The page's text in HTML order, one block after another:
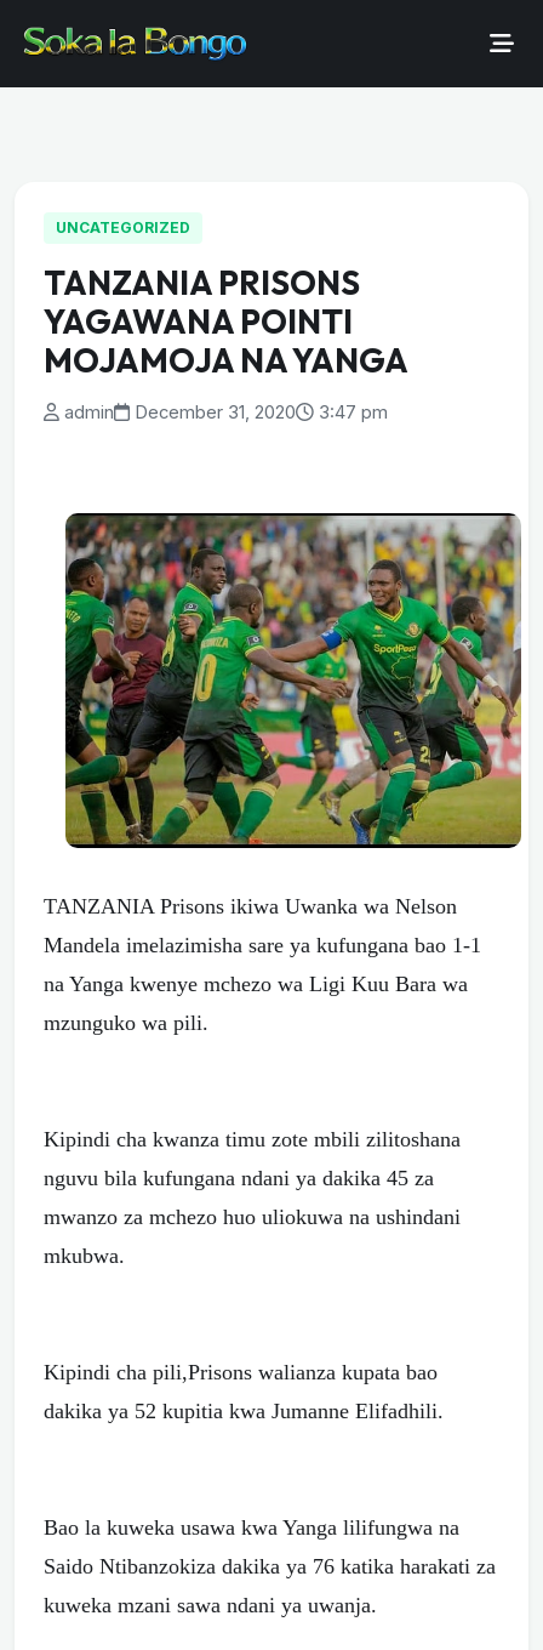
UNCATEGORIZED
TANZANIA PRISONS
YAGAWANA POINTI
MOJAMOJA NA YANGA
admin December 31, 2020 3:47 pm
TANZANIA Prisons ikiwa Uwanka wa Nelson
Mandela imelazimisha sare ya kufungana bao 1-1
na Yanga kwenye mchezo wa Ligi Kuu Bara wa
mzunguko wa pili.
Kipindi cha kwanza timu zote mbili zilitoshana
nguvu bila kufungana ndani ya dakika 45 za
mwanzo za mchezo huo uliokuwa na ushindani
mkubwa.
Kipindi cha pili,Prisons walianza kupata bao
dakika ya 52 kupitia kwa Jumanne Elifadhili.
Bao la kuweka usawa kwa Yanga lilifungwa na
Saido Ntibanzokiza dakika ya 76 katika harakati za
kuweka mzani sawa ndani ya uwanja.